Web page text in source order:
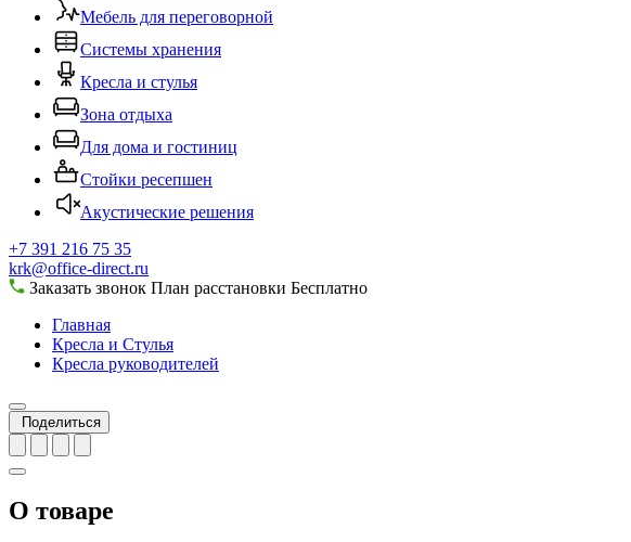
Мебель для переговорной
Системы хранения
Кресла и стулья
Зона отдыха
Для дома и гостиниц
Стойки ресепшен
Акустические решения
+7 391 216 75 35
krk@office-direct.ru
Заказать звонок План расстановки Бесплатно
Главная
Кресла и Стулья
Кресла руководителей
Поделиться
О товаре